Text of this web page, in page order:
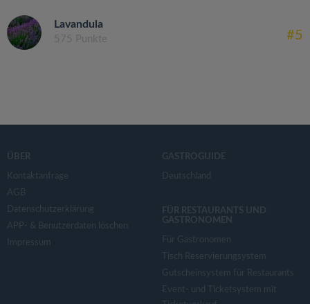
Lavandula
575 Punkte #5
ÜBER
Kontaktanfrage
AGB
Datenschutzerklärung
APP- & Benutzerdaten löschen
Impressum
GASTROGUIDE
Deutschland
FÜR RESTAURANTS UND
GASTRONOMEN
Für Gastronomen
Tisch Reservierungsystem
Gutscheinsystem für Restaurants
Event- und Ticketsystem mit